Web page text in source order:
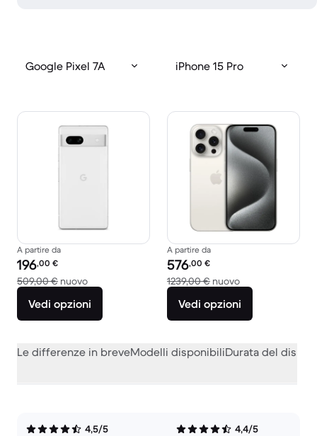
Google Pixel 7A iPhone 15 Pro
A partire da
Prezzo del ricondizionato:
196,00 €
509,00 € nuovoRispetto a 509,00 € del nuovo
Vedi opzioni
A partire da
Prezzo del ricondizionato:
576,00 €
1239,00 € nuovoRispetto a
Vedi opzioni
Le differenze in breveModelli disponibiliDurata del
4,5/5
4,4/5